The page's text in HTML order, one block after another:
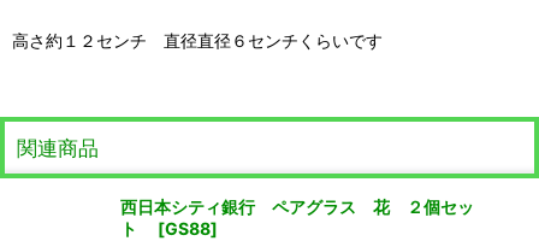
高さ約１２センチ 直径直径６センチくらいです
関連商品
西日本シティ銀行 ペアグラス 花 ２個セッ
ト
[GS88]